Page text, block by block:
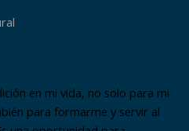
en mi vida, no solo para mi
para formarme y servir al